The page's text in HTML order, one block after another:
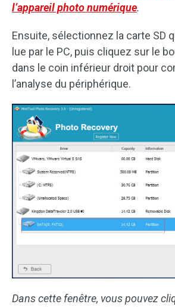
l’appareil photo numérique.
Ensuite, sélectionnez la carte SD
lue par le PC, puis cliquez sur le
dans le coin inférieur droit pour
l’analyse du périphérique.
Dans cette fenêtre, vous pouvez